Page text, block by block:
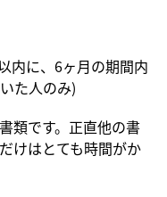
内に、6ヶ月の期間内
た人のみ)
類です。正直他の書
けはとても時間がか